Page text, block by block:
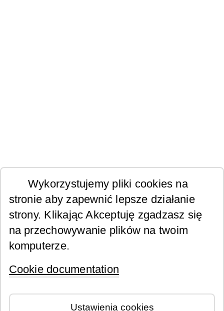
Wykorzystujemy pliki cookies na
stronie aby zapewnić lepsze działanie
strony. Klikając Akceptuję zgadzasz się
na przechowywanie plików na twoim
komputerze.
Cookie documentation
Ustawienia cookies